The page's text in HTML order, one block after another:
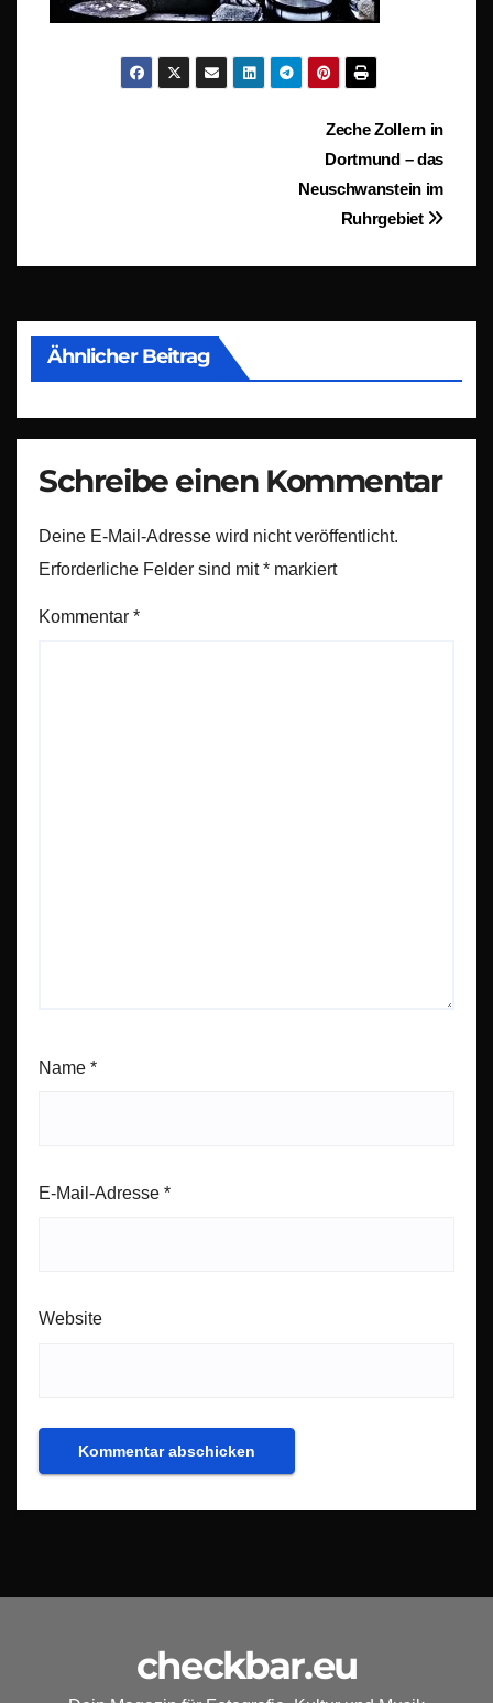
BeitragsnavigationZeche Zollern in
Dortmund – das
Neuschwanstein im
Ruhrgebiet
Ähnlicher Beitrag
Schreibe einen Kommentar
Deine E-Mail-Adresse wird nicht veröffentlicht.
Erforderliche Felder sind mit* markiert
Kommentar *
Name *
E-Mail-Adresse *
Website
checkbar.eu